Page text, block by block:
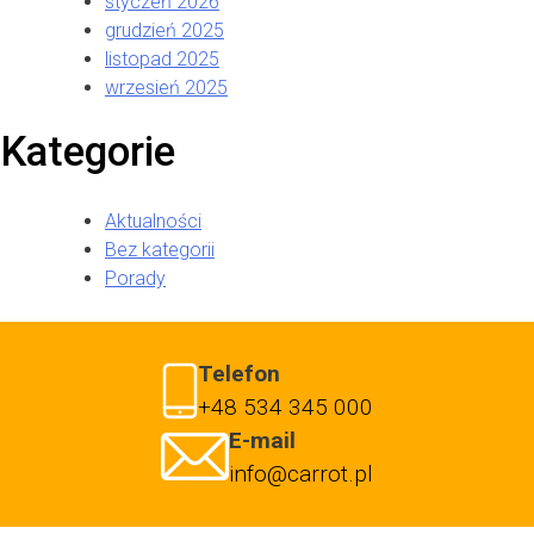
grudzień 2025
listopad 2025
wrzesień 2025
Kategorie
Aktualności
Bez kategorii
Porady
Telefon
+48 534 345 000
E-mail
info@carrot.pl